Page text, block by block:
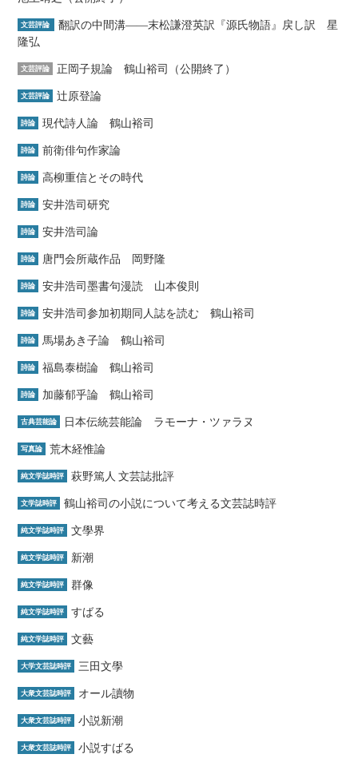
文芸評論
翻訳の中間溝――末松謙澄英訳『源氏物語』戻し訳 星
隆弘
文芸評論 正岡子規論 鶴山裕司（公開終了）
文芸評論 辻原登論
詩論 現代詩人論 鶴山裕司
詩論 前衛俳句作家論
詩論 高柳重信とその時代
詩論 安井浩司研究
詩論 安井浩司論
詩論 唐門会所蔵作品 岡野隆
詩論 安井浩司墨書句漫読 山本俊則
詩論 安井浩司参加初期同人誌を読む 鶴山裕司
詩論 馬場あき子論 鶴山裕司
詩論 福島泰樹論 鶴山裕司
詩論 加藤郁乎論 鶴山裕司
古典芸能論 日本伝統芸能論 ラモーナ・ツァラヌ
写真論 荒木経惟論
純文学誌時評 萩野篤人 文芸誌批評
文学誌時評 鶴山裕司の小説について考える文芸誌時評
純文学誌時評 文學界
純文学誌時評 新潮
純文学誌時評 群像
純文学誌時評 すばる
純文学誌時評 文藝
大学文芸誌時評 三田文學
大衆文芸誌時評 オール讀物
大衆文芸誌時評 小説新潮
大衆文芸誌時評 小説すばる